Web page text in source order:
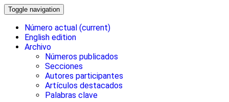
Toggle navigation
Número actual (current)
English edition
Archivo
Números publicados
Secciones
Autores participantes
Artículos destacados
Palabras clave